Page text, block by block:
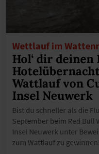
Wettlauf im
Hol‘ dir
Wattlauf von
Insel Neuwerk
Bist du schneller als die
September beim Red Bull
Insel Neuwerk unter
zum Wattlauf zu gewinnen!